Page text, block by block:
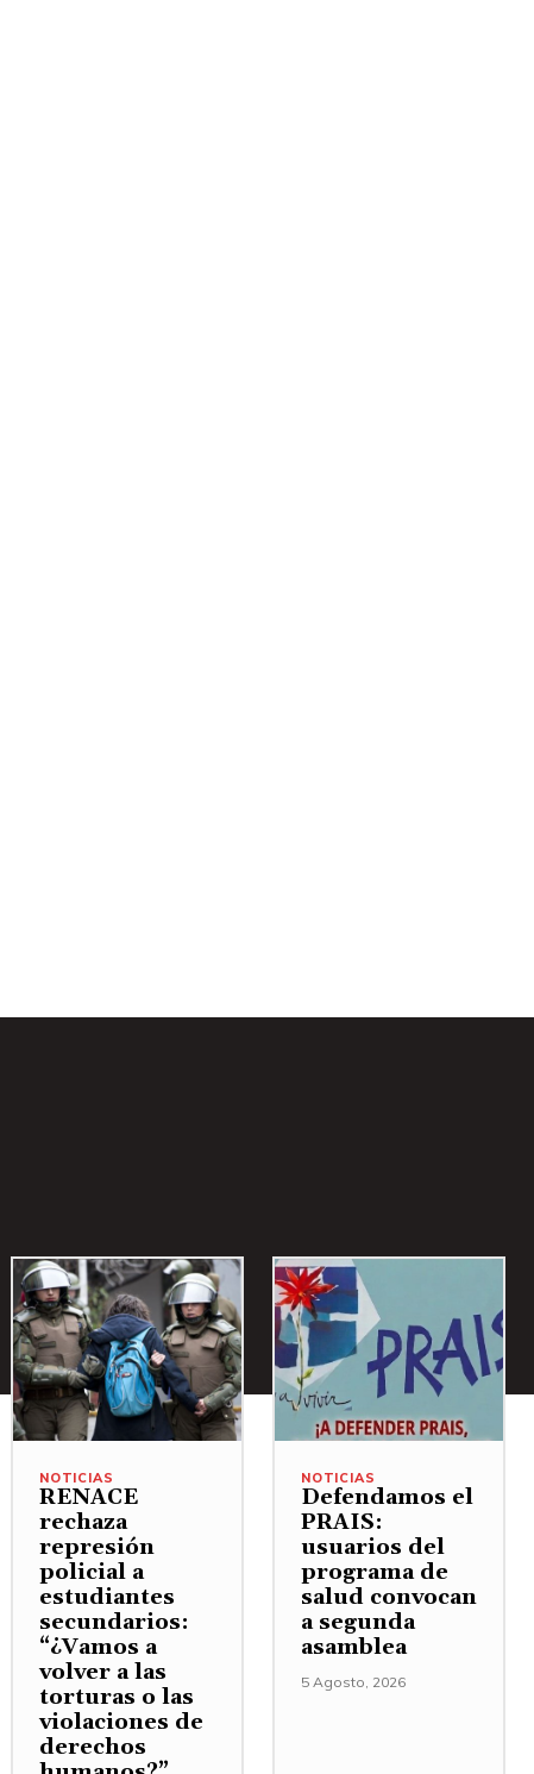
NOTICIAS
RENACE
rechaza
represión
policial a
estudiantes
secundarios:
“¿Vamos a
volver a las
torturas o las
violaciones de
derechos
NOTICIAS
Defendamos el
PRAIS:
usuarios del
programa de
salud convocan
a segunda
asamblea
5 Agosto, 2026